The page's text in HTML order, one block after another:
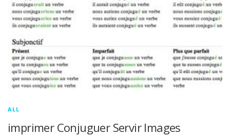
ALL
imprimer Conjuguer Servir Images